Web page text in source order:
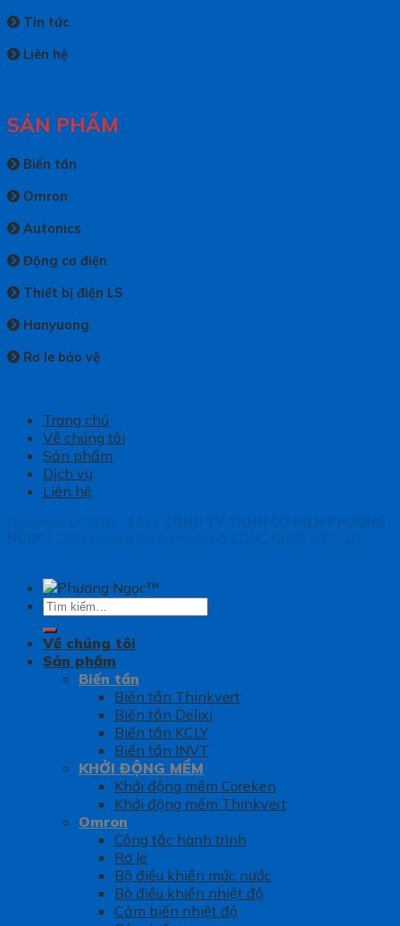
Tin tức
Liên hệ
SẢN PHẨM
Biến tần
Omron
Autonics
Động cơ điện
Thiết bị điện LS
Hanyuong
Rơ le bảo vệ
Trang chủ
Về chúng tôi
Sản phẩm
Dịch vụ
Liên hệ
Copyright © 2010 - 2021 CÔNG TY TNHH CƠ ĐIỆN PHƯƠNG
NGỌC | Thiết kế web & Vận hành bởi CÔNG NGHỆ VIỆT JSC
Tìm
Về chúng tôi
Sản phẩm
Biến tần
Biến tần Thinkvert
Biến tần Delixi
Biến tần KCLY
Biến tần INVT
KHỞI ĐỘNG MỀM
Khởi động mềm Coreken
Khởi động mềm Thinkvert
Omron
Công tắc hành trình
Rơ le
Bộ điều khiển mức nước
Bộ điều khiển nhiệt độ
Cảm biến nhiệt độ